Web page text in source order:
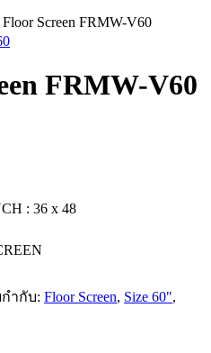
Floor Screen FRMW-V60
FRMW-V60
: 36 x 48
ำกับ: Floor Screen, Size 60",